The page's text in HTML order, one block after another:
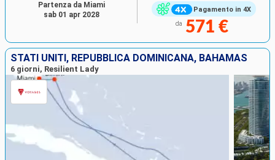
Pagamento in 4X
da 571 €
Partenza da Miami
sab 01 apr 2028
STATI UNITI, REPUBBLICA DOMINICANA, BAHAMAS
6 giorni, Resilient Lady